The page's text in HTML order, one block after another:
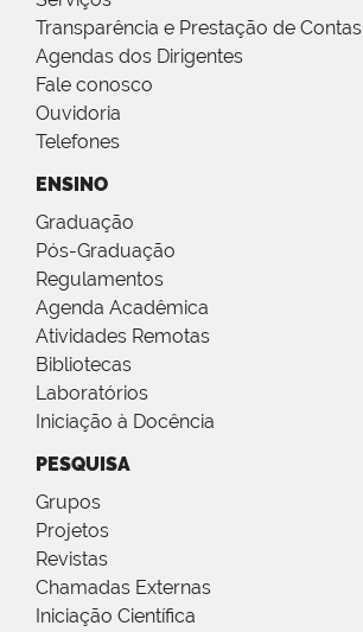
Transparência e Prestação de Contas
Agendas dos Dirigentes
Fale conosco
Ouvidoria
Telefones
ENSINO
Graduação
Pós-Graduação
Regulamentos
Agenda Acadêmica
Atividades Remotas
Bibliotecas
Laboratórios
Iniciação à Docência
PESQUISA
Grupos
Projetos
Revistas
Chamadas Externas
Iniciação Científica